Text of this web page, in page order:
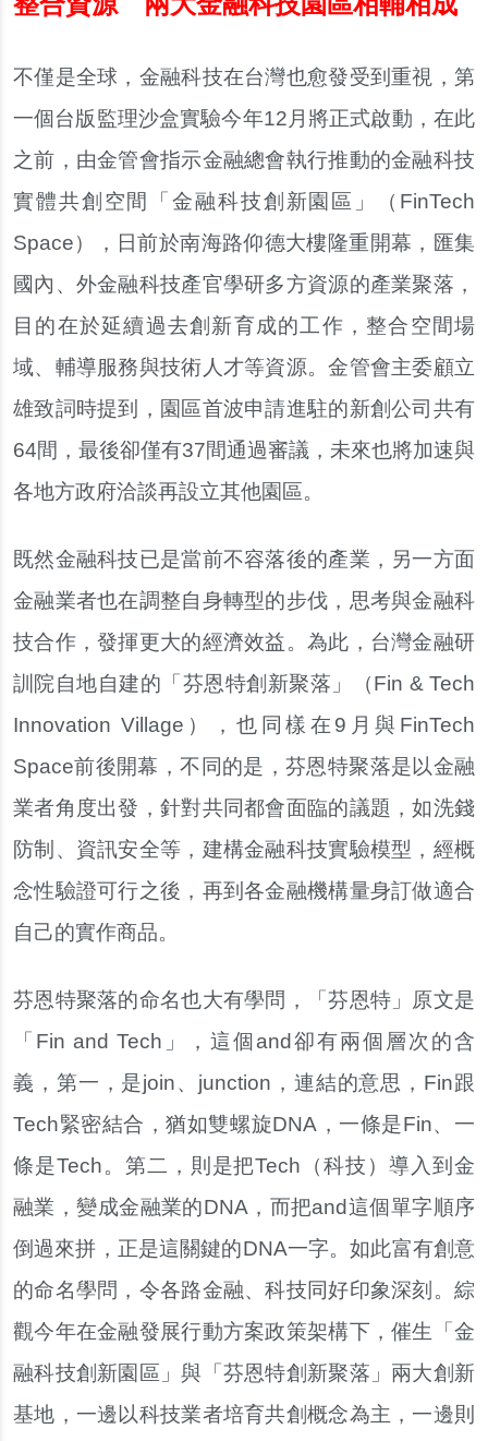
不僅是全球，金融科技在台灣也愈發受到重視，第
一個台版監理沙盒實驗今年12月將正式啟動，在此
之前，由金管會指示金融總會執行推動的金融科技
實體共創空間「金融科技創新園區」（FinTech
Space），日前於南海路仰德大樓隆重開幕，匯集
國內、外金融科技產官學研多方資源的產業聚落，
目的在於延續過去創新育成的工作，整合空間場
域、輔導服務與技術人才等資源。金管會主委顧立
雄致詞時提到，園區首波申請進駐的新創公司共有
64間，最後卻僅有37間通過審議，未來也將加速與
各地方政府洽談再設立其他園區。
既然金融科技已是當前不容落後的產業，另一方面
金融業者也在調整自身轉型的步伐，思考與金融科
技合作，發揮更大的經濟效益。為此，台灣金融研
訓院自地自建的「芬恩特創新聚落」（Fin & Tech
Innovation Village），也同樣在9月與FinTech
Space前後開幕，不同的是，芬恩特聚落是以金融
業者角度出發，針對共同都會面臨的議題，如洗錢
防制、資訊安全等，建構金融科技實驗模型，經概
念性驗證可行之後，再到各金融機構量身訂做適合
自己的實作商品。
芬恩特聚落的命名也大有學問，「芬恩特」原文是
「Fin and Tech」，這個and卻有兩個層次的含
義，第一，是join、junction，連結的意思，Fin跟
Tech緊密結合，猶如雙螺旋DNA，一條是Fin、一
條是Tech。第二，則是把Tech（科技）導入到金
融業，變成金融業的DNA，而把and這個單字順序
倒過來拼，正是這關鍵的DNA一字。如此富有創意
的命名學問，令各路金融、科技同好印象深刻。綜
觀今年在金融發展行動方案政策架構下，催生「金
融科技創新園區」與「芬恩特創新聚落」兩大創新
基地，一邊以科技業者培育共創概念為主，一邊則